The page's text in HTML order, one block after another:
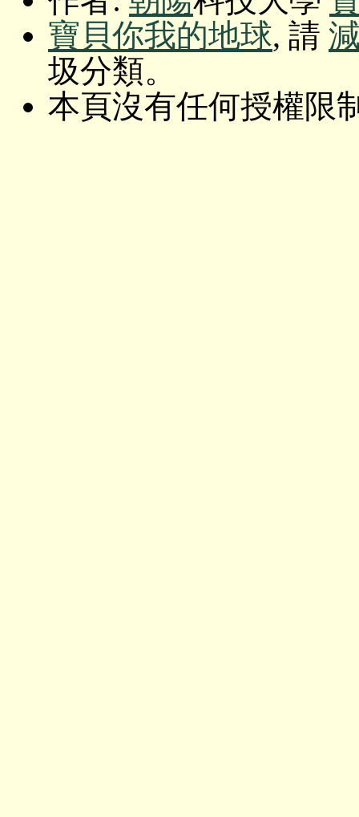
寶貝你我的地球, 請
圾分類。
本頁沒有任何授權限